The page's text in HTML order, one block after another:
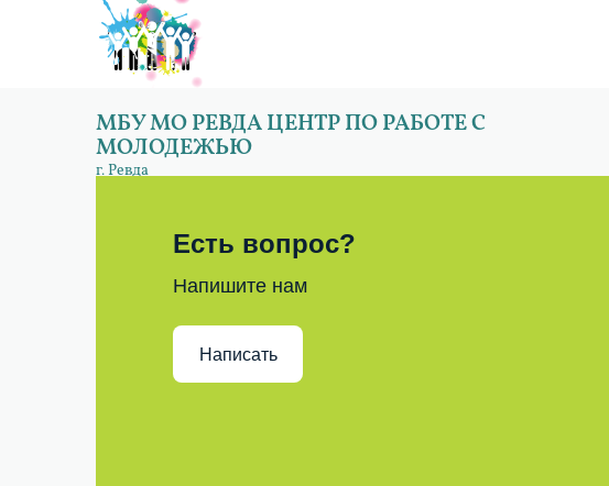
МБУ МО РЕВДА ЦЕНТР ПО РАБОТЕ С
МОЛОДЕЖЬЮ
г. Ревда
Есть вопрос?
Напишите нам
Написать